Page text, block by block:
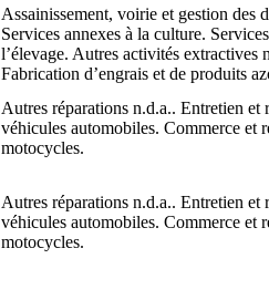
Assainissement, voirie et gestion des
Services annexes à la culture.
l’élevage. Autres activités extractives
Fabrication d’engrais et de produits
Autres réparations n.d.a.. Entretien et
véhicules automobiles. Commerce et
motocycles.
Autres réparations n.d.a.. Entretien et
véhicules automobiles. Commerce et
motocycles.